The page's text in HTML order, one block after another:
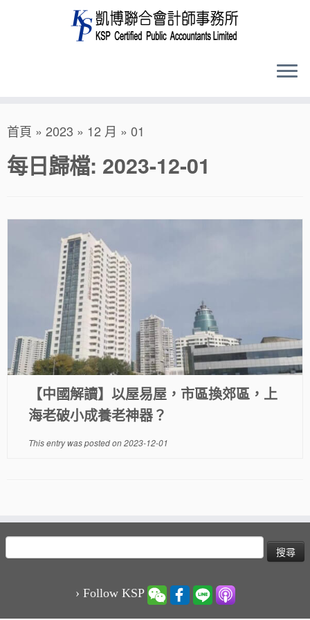
to
content
首頁 » 2023 » 12 月 » 01
每日歸檔: 2023-12-01
【中國解讀】以屋易屋，市區換郊區，上
海老破小成養老神器？
This entry was posted on2023-12-01
尋
› Follow KSP